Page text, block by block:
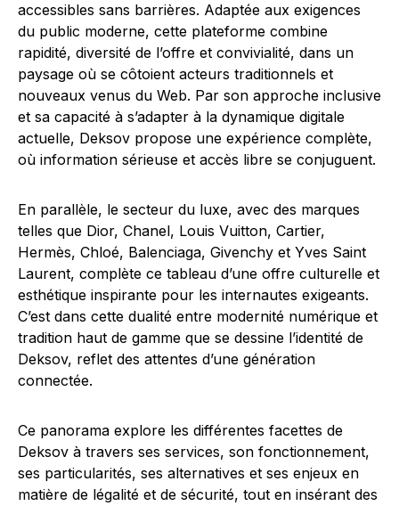
accessibles sans barrières. Adaptée aux exigences
du public moderne, cette plateforme combine
rapidité, diversité de l’offre et convivialité, dans un
paysage où se côtoient acteurs traditionnels et
nouveaux venus du Web. Par son approche inclusive
et sa capacité à s’adapter à la dynamique digitale
actuelle, Deksov propose une expérience complète,
où information sérieuse et accès libre se conjuguent.
En parallèle, le secteur du luxe, avec des marques
telles que Dior, Chanel, Louis Vuitton, Cartier,
Hermès, Chloé, Balenciaga, Givenchy et Yves Saint
Laurent, complète ce tableau d’une offre culturelle et
esthétique inspirante pour les internautes exigeants.
C’est dans cette dualité entre modernité numérique et
tradition haut de gamme que se dessine l’identité de
Deksov, reflet des attentes d’une génération
connectée.
Ce panorama explore les différentes facettes de
Deksov à travers ses services, son fonctionnement,
ses particularités, ses alternatives et ses enjeux en
matière de légalité et de sécurité, tout en insérant des